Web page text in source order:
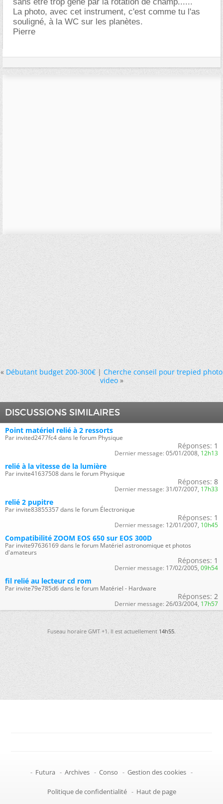
La photo, avec cet instrument, c'est comme tu l'as
souligné, à la WC sur les planètes.
Pierre
« Débutant budget 200-300|Cherche conseil pour trepied photo
video »
DISCUSSIONS SIMILAIRES
Point matériel relié à 2 ressorts
Par invited2477fc4 dans le forum Physique
Réponses: 1
Dernier message: 05/01/2008, 12h13
relié à la vitesse de la lumière
Par invite41637508 dans le forum Physique
Réponses: 8
Dernier message: 31/07/2007, 17h33
relié 2 pupitre
Par invite83855357 dans le forum Électronique
Réponses: 1
Dernier message: 12/01/2007, 10h45
Compatibilité ZOOM EOS 650 sur EOS 300D
Par invite97636169 dans le forum Matériel astronomique et photos
d'amateurs
Réponses: 1
Dernier message: 17/02/2005, 09h54
fil relié au lecteur cd rom
Par invite79e785d6 dans le forum Matériel - Hardware
Réponses: 2
Dernier message: 26/03/2004, 17h57
Fuseau horaire GMT +1. Il est actuellement14h55.
- Futura - Archives - Conso - Gestion des cookies -
Politique de confidentialité - Haut de page